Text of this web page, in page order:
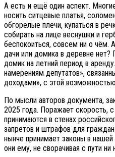
А есть и ещё один аспект.
носить ситцевые платья,
обгорелые плечи, купаться в
собирать на лице веснушки и
беспокоиться, совсем ни о чём.
дачи или домика в деревне нет?
домик на летний период в
намерениям депутатов»,
доходами», с этой
По мысли авторов документа,
2025 года. Поражает скорость,
принимаются в стенах
запретов и штрафов для
нынче принимает законы в
они ему, не сворачивая с пути ни